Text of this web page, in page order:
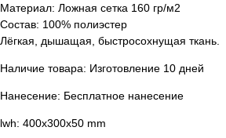
Материал: Ложная сетка 160 гр/м2
Состав: 100% полиэстер
Лёгкая, дышащая, быстросохнущая ткань.
Наличие товара: Изготовление 10 дней
Нанесение: Бесплатное нанесение
lwh: 400x300x50 mm